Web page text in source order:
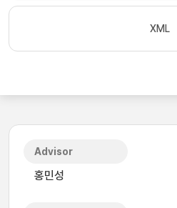
XML
Advisor
홍민성